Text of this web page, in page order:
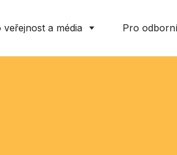
veřejnost a média Pro